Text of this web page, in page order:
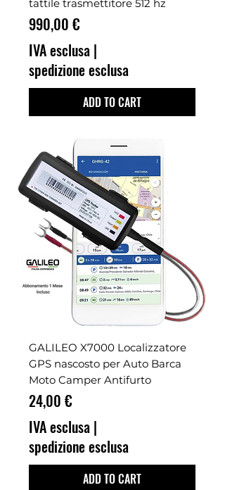
tattile trasmettitore 512 hz
Prezzo
990,00 €
IVA esclusa |
spedizione esclusa
ADD TO CART
GALILEO X7000 Localizzatore
GPS nascosto per Auto Barca
Moto Camper Antifurto
Prezzo
24,00 €
IVA esclusa |
spedizione esclusa
ADD TO CART